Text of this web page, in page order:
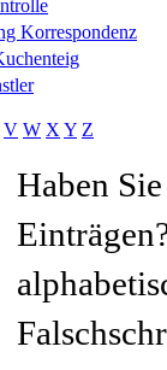
V W X Y Z
Haben